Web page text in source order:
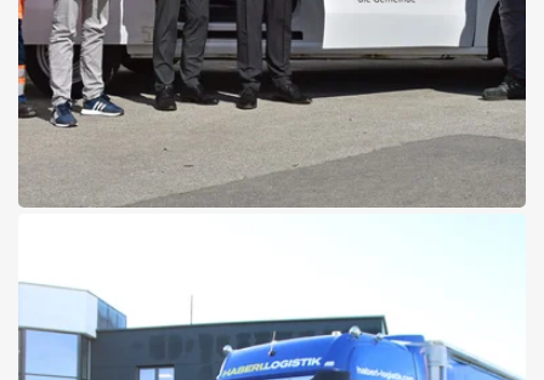
Wals-Siezenheim
Die Gemeinde Wals-Siezenheim startet elektrisch in die Zukunft